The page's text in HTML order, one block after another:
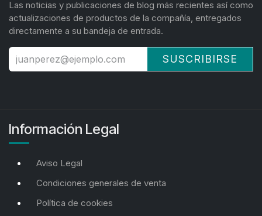
Las noticias y publicaciones de blog más recientes así como
actualizaciones de productos de la compañía, entregados
directamente a su bandeja de entrada.
SUSCRIBIRSE
Información Legal
Aviso Legal
Condiciones generales de venta
Política de cookies